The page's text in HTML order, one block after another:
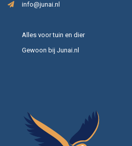
info@junai.nl
Alles voor tuin en dier
Gewoon bij Junai.nl